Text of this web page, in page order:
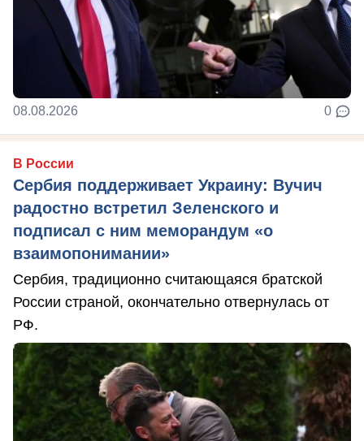
08.08.2026 0
В России
Сербия поддерживает Украину: Вучич
радостно встретил Зеленского и
подписал с ним меморандум «о
взаимопонимании»
Сербия, традиционно считающаяся братской
России страной, окончательно отвернулась от
РФ.